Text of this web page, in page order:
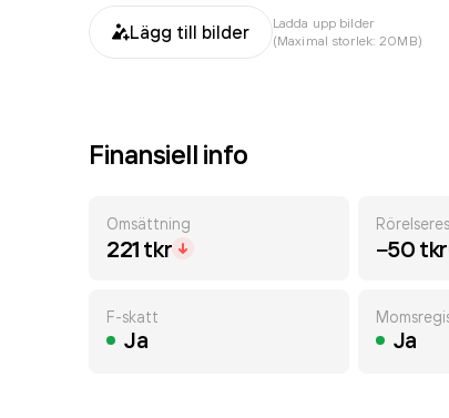
Lägg till bilder
Ladda upp bilder
(Maximal storlek: 20MB)
Finansiell info
Omsättning
221 tkr −50 tkr
F-skatt
Ja Ja